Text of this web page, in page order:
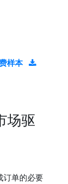
样本
场驱
订单的必要